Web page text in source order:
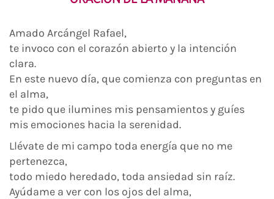
Amado Arcángel Rafael,
te invoco con el corazón abierto y la intención
clara.
En este nuevo día, que comienza con preguntas en
el alma,
te pido que ilumines mis pensamientos y guíes
mis emociones hacia la serenidad.
Llévate de mi campo toda energía que no me
pertenezca,
todo miedo heredado, toda ansiedad sin raíz.
Ayúdame a ver con los ojos del alma,